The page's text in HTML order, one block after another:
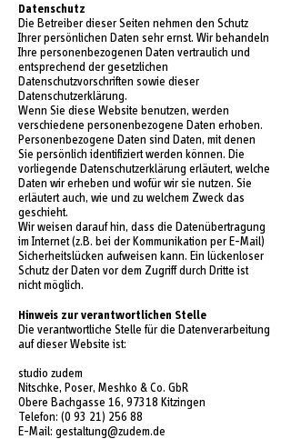
Datenschutz
Die Betreiber dieser Seiten nehmen den Schutz
Ihrer persönlichen Daten sehr ernst. Wir behandeln
Ihre personenbezogenen Daten vertraulich und
entsprechend der gesetzlichen
Datenschutzvorschriften sowie dieser
Datenschutzerklärung.
Wenn Sie diese Website benutzen, werden
verschiedene personenbezogene Daten erhoben.
Personenbezogene Daten sind Daten, mit denen
Sie persönlich identifiziert werden können. Die
vorliegende Datenschutzerklärung erläutert, welche
Daten wir erheben und wofür wir sie nutzen. Sie
erläutert auch, wie und zu welchem Zweck das
geschieht.
Wir weisen darauf hin, dass die Datenübertragung
im Internet (z.B. bei der Kommunikation per E-Mail)
Sicherheitslücken aufweisen kann. Ein lückenloser
Schutz der Daten vor dem Zugriff durch Dritte ist
nicht möglich.
Hinweis zur verantwortlichen Stelle
Die verantwortliche Stelle für die Datenverarbeitung
auf dieser Website ist:
studio zudem
Nitschke, Poser, Meshko & Co. GbR
Obere Bachgasse 16, 97318 Kitzingen
Telefon: (0 93 21) 256 88
E-Mail: gestaltung@zudem.de